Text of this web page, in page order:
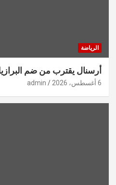
الرياضة
أرسنال يقترب من ضم
6 أغسطس، 2026 admin